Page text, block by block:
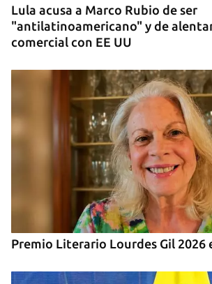
Lula acusa a Marco Rubio de ser
"antilatinoamericano" y de
comercial con EE UU
Premio Literario Lourdes Gil 2026